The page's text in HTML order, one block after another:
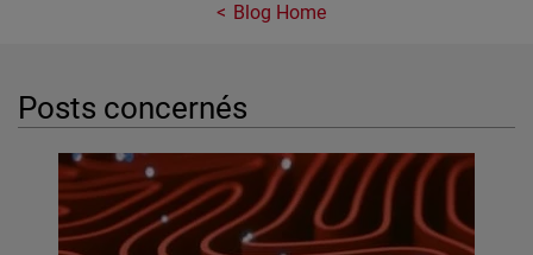
Blog Home
Posts concernés